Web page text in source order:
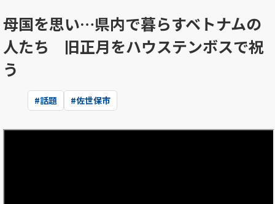
母国を思い…県内で暮らすベトナムの
人たち 旧正月をハウステンボスで祝
う
#話題 #佐世保市